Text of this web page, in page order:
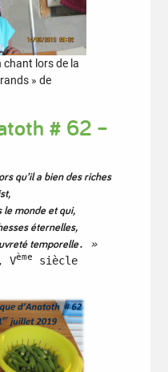
lors de la
» de
# 62 –
qu’il a bien des riches
le monde et qui,
éternelles,
temporelle. »
Vème siècle